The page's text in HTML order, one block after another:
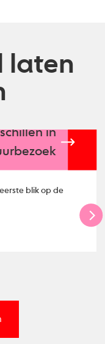
laten
in
blik op de